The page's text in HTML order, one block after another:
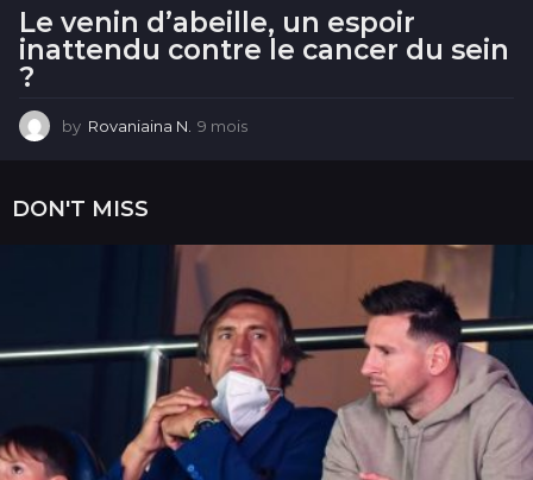
Le venin d’abeille, un espoir
inattendu contre le cancer du sein
?
by Rovaniaina N. 9 mois
DON'T MISS